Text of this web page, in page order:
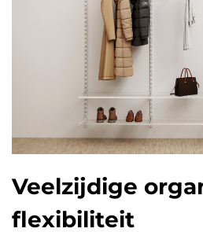
Veelzijdige
flexibiliteit